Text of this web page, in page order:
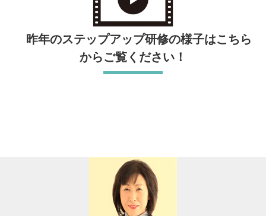
昨年のステップアップ研修の様子はこちら
からご覧ください！